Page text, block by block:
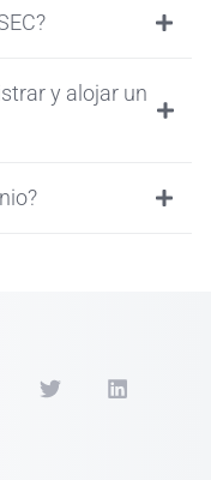
y alojar un